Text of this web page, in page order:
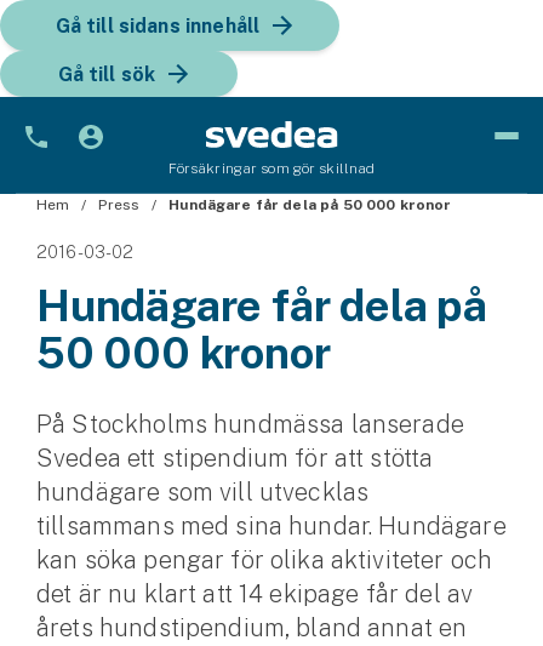
Gå till sidans innehåll
Gå till sök
Försäkringar som gör skillnad
Bil
Bilförsäkring
Bilförsäkring för företag
Fordon
Snöskoterförsäkring
ATV-försäkring
Släpvagnsförsäkring
Husvagnsförsäkring
Motorcykel
Hem Press Hundägare får dela på 50 000 kronor
2016-03-02
Hundägare får dela på
50 000 kronor
På Stockholms hundmässa lanserade
Svedea ett stipendium för att stötta
hundägare som vill utvecklas
tillsammans med sina hundar. Hundägare
kan söka pengar för olika aktiviteter och
det är nu klart att 14 ekipage får del av
årets hundstipendium, bland annat en